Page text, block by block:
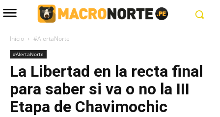
Inicio #AlertaNorte
#AlertaNorte
La Libertad en la recta final
para saber si va o no la III
Etapa de Chavimochic